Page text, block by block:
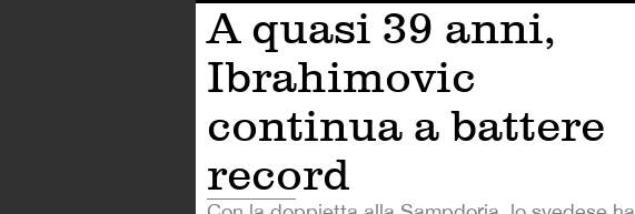
A quasi 39 anni,
Ibrahimovic
continua a battere
record